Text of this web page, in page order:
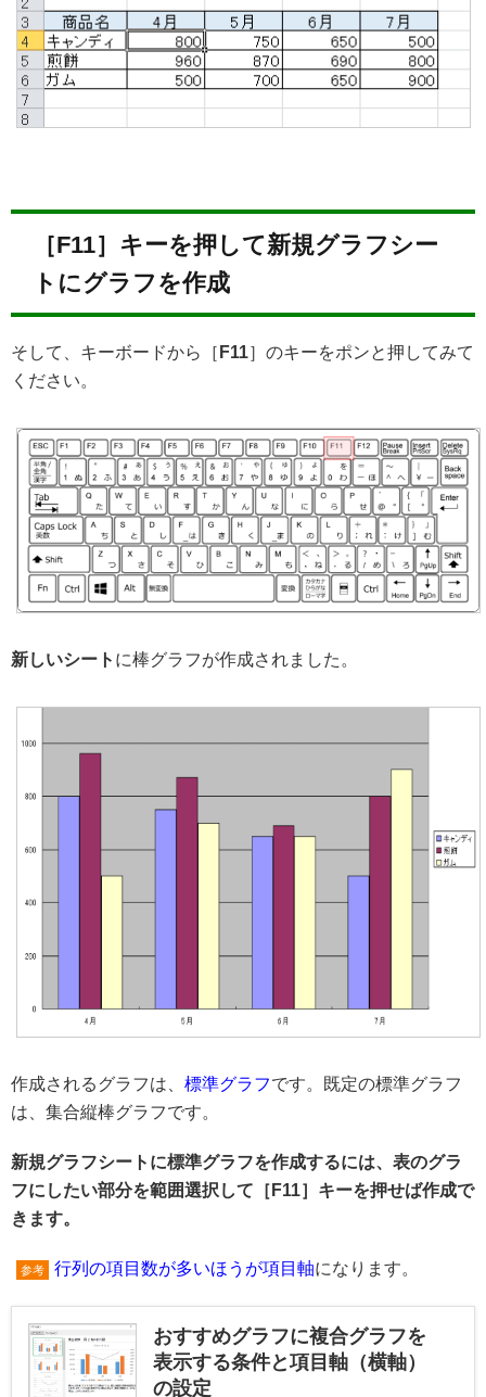
［F11］キーを押して新規グラフシー
トにグラフを作成
そして、キーボードから［ F11］のキーをポンと押してみて
ください。
新しいシート に棒グラフが作成されました。
作成されるグラフは、 標準グラフです。既定の標準グラフ
は、集合縦棒グラフです。
新規グラフシートに標準グラフを作成するには、表のグラ
フにしたい部分を範囲選択して［F11］キーを押せば作成で
きます。
参考 行列の項目数が多いほうが項目軸になります。
おすすめグラフに複合グラフを
表示する条件と項目軸（横軸）
の設定